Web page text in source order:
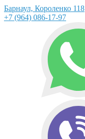
Барнаул, Короленко 118
+7 (964) 086-17-97